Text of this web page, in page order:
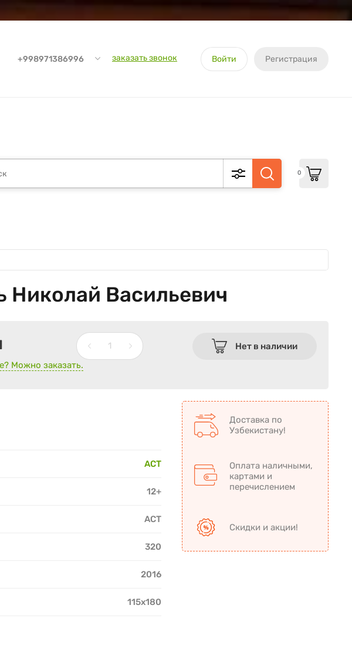
+998971386996 заказать звонок Войти Регистрация
0
Николай Васильевич
Нет в наличии
Можно заказать.
АСТ
12+
АСТ
320
2016
115х180
Доставка по
Узбекистану!
Оплата наличными,
картами и
перечислением
Скидки и акции!